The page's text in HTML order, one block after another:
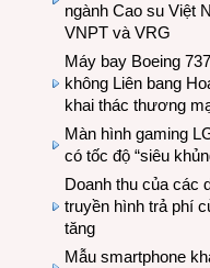
ngành Cao su Việt
VNPT và VRG
Máy bay Boeing
không Liên bang
khai thác thương
Màn hình gaming
có tốc độ “siêu
Doanh thu của các
truyền hình trả phí
tăng
Mẫu smartphone